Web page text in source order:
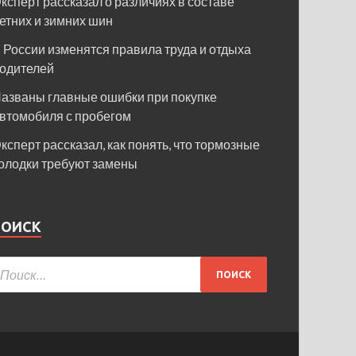
и зимних шин
России изменятся правила труда и отдыха
главные ошибки при покупке
с пробегом
рассказал, как понять, что тормозные
требуют замены